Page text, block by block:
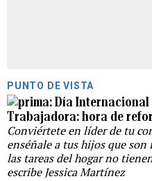
PUNTO DE VISTA
Día Internacional
Trabajadora: hora de
Conviértete en líder de tu
enséñale a tus hijos que son
las tareas del hogar no
escribe Jessica Martínez